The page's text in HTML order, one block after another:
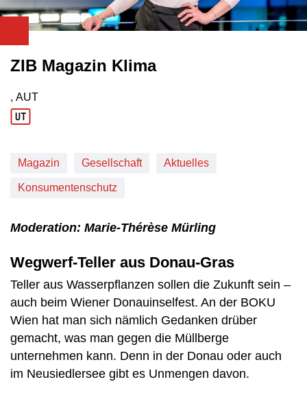
ZIB Magazin Klima
Produktionsland: AUT
, AUT
Magazin Gesellschaft Aktuelles
Konsumentenschutz
Moderation: Marie-Thérèse Mürling
Wegwerf-Teller aus Donau-Gras
Teller aus Wasserpflanzen sollen die Zukunft sein –
auch beim Wiener Donauinselfest. An der BOKU
Wien hat man sich nämlich Gedanken drüber
gemacht, was man gegen die Müllberge
unternehmen kann. Denn in der Donau oder auch
im Neusiedlersee gibt es Unmengen davon.